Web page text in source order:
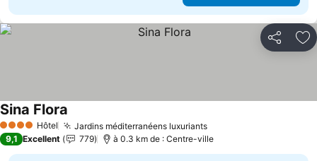
Partager
4 Étoiles Hôtel Jardins méditerranéens luxuriants
Sina Flora
9,1 Excellent 779 à 0.3 km de : Centre-ville